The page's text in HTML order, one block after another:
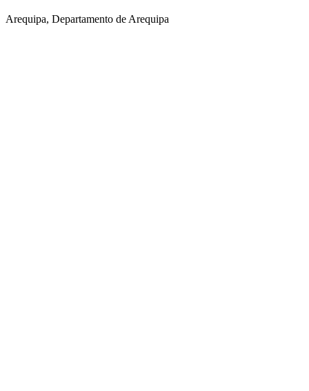
Arequipa, Departamento de Arequipa